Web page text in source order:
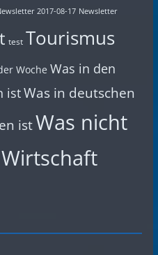
2017-08-17 Newsletter
test Tourismus
Woche Was in den
istWas in deutschen
istWas nicht
Wirtschaft